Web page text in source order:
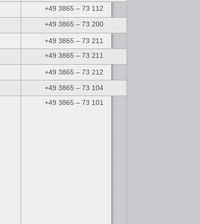
+49 3865 – 73 112
+49 3865 – 73 200
+49 3865 – 73 211
+49 3865 – 73 211
+49 3865 – 73 212
+49 3865 – 73 104
+49 3865 – 73 101